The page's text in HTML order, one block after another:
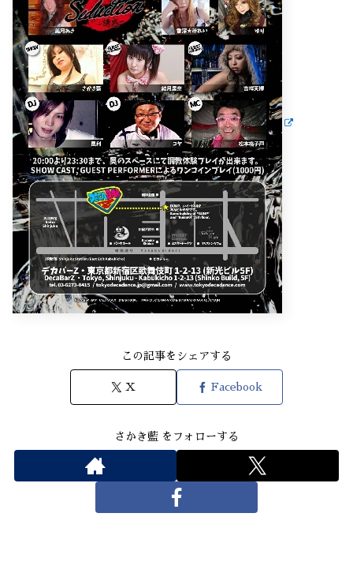
この記事をシェアする
X Facebook
さかき藍 をフォローする